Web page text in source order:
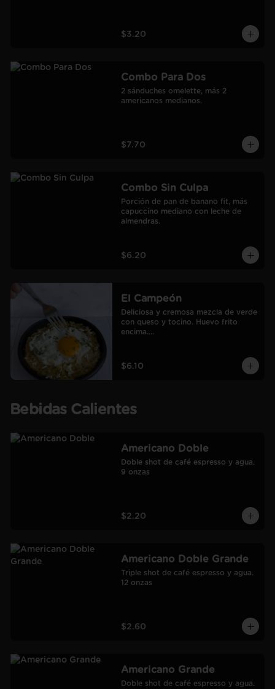
$3.20
Combo Para Dos
2 sánduches omelette, más 2
americanos medianos.
$7.70
Combo Sin Culpa
Porción de pan de banano fit, más
capuccino mediano con leche de
almendras.
$6.20
El Campeón
Deliciosa y cremosa mezcla de verde
con queso y tocino. Huevo frito
encima.
$6.10
Bebidas Calientes
Americano Doble
Doble shot de café espresso y agua.
9 onzas
$2.20
Americano Doble Grande
Triple shot de café espresso y agua.
12 onzas
$2.60
Americano Grande
Doble shot de café espresso y agua.